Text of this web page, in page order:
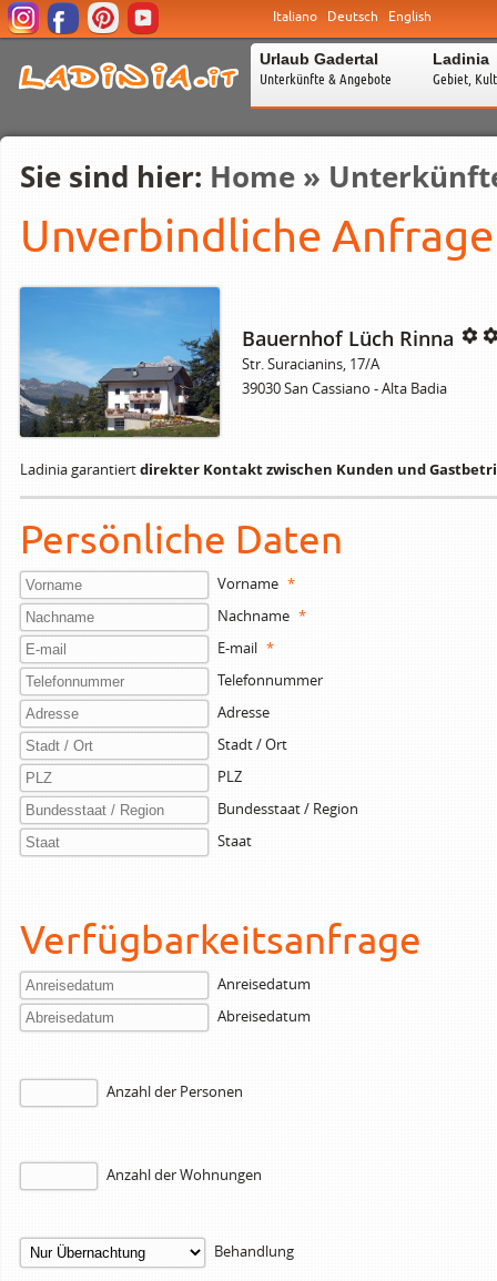
Italiano Deutsch English
Urlaub Gadertal
Unterkünfte & Angebote
Ladinia
Gebiet,
Sie sind hier: Home »
Unverbindliche
Bauernhof Lüch Rinna
Str. Suracianins, 17/A
39030 San Cassiano - Alta Badia
Ladinia garantiertdirekter Kontakt zwischen Kunden und
Persönliche Daten
Vorname *
Nachname *
E-mail *
Telefonnummer
Adresse
Stadt / Ort
PLZ
Bundesstaat / Region
Staat
Verfügbarkeitsanfrage
Anreisedatum
Abreisedatum
Anzahl der Personen
Anzahl der Wohnungen
Behandlung